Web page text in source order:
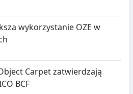
wykorzystanie OZE w
Carpet zatwierdzają
BCF